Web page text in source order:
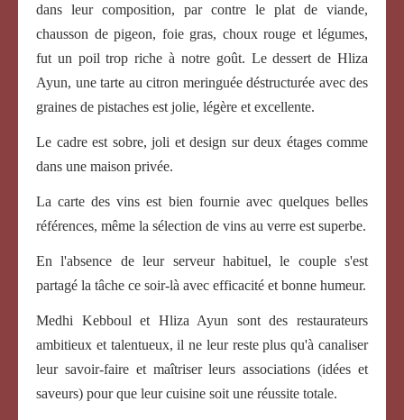
dans leur composition, par contre le plat de viande,
chausson de pigeon, foie gras, choux rouge et légumes,
fut un poil trop riche à notre goût. Le dessert de Hliza
Ayun, une tarte au citron meringuée déstructurée avec des
graines de pistaches est jolie, légère et excellente.
Le cadre est sobre, joli et design sur deux étages comme
dans une maison privée.
La carte des vins est bien fournie avec quelques belles
références, même la sélection de vins au verre est superbe.
En l'absence de leur serveur habituel, le couple s'est
partagé la tâche ce soir-là avec efficacité et bonne humeur.
Medhi Kebboul et Hliza Ayun sont des restaurateurs
ambitieux et talentueux, il ne leur reste plus qu'à canaliser
leur savoir-faire et maîtriser leurs associations (idées et
saveurs) pour que leur cuisine soit une réussite totale.